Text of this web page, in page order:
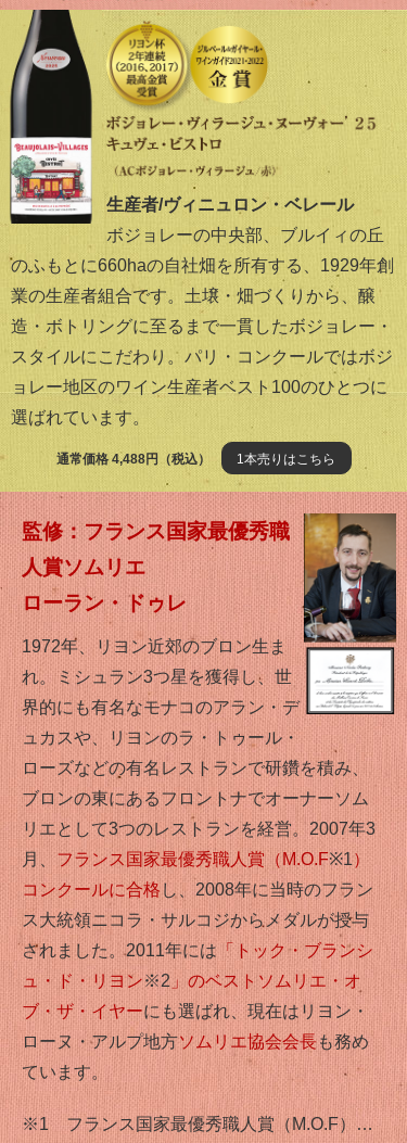
生産者/ヴィニュロン・ベレール
ボジョレーの中央部、ブルイィの丘
のふもとに660haの自社畑を所有する、1929年創
業の生産者組合です。土壌・畑づくりから、醸
造・ボトリングに至るまで一貫したボジョレー・
スタイルにこだわり。パリ・コンクールではボジ
ョレー地区のワイン生産者ベスト100のひとつに
選ばれています。
通常価格 4,488円（税込） 1本売りはこちら
監修：フランス国家最優秀職
人賞ソムリエ
ローラン・ドゥレ
1972年、リヨン近郊のブロン生ま
れ。ミシュラン3つ星を獲得し、世
界的にも有名なモナコのアラン・デ
ュカスや、リヨンのラ・トゥール・
ローズなどの有名レストランで研鑽を積み、
ブロンの東にあるフロントナでオーナーソム
リエとして3つのレストランを経営。2007年3
月、フランス国家最優秀職人賞（M.O.F※1）
コンクールに合格し、2008年に当時のフラン
ス大統領ニコラ・サルコジからメダルが授与
されました。2011年には 「トック・ブランシ
ュ・ド・リヨン※2」のベストソムリエ・オ
ブ・ザ・イヤーにも選ばれ、現在はリヨン・
ローヌ・アルプ地方ソムリエ協会会長も務め
ています。
※1 フランス国家最優秀職人賞（M.O.F）…